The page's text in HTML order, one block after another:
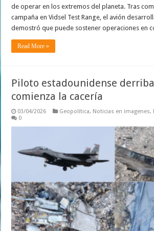
de operar en los extremos del planeta. Tras
campaña en Vidsel Test Range, el avión
demostró que puede sostener operaciones en
Read More »
Piloto estadounidense
comienza la cacería
03/04/2026 Geopolítica, Noticias en imagenes,
0